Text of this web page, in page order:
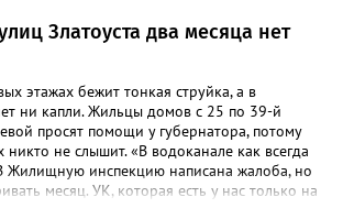
Златоуста два месяца нет
этажах бежит тонкая струйка, а в
ни капли. Жильцы домов с 25 по 39-й
просят помощи у губернатора, потому
никто не слышит. «В водоканале как всегда
Жилищную инспекцию написана жалоба, но
месяц. УК, которая есть у нас только на